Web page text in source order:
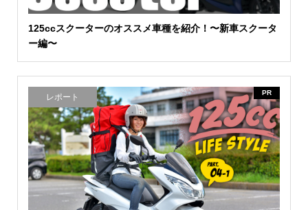
125ccスクーターのオススメ車種を紹介！〜新車スクータ
ー編〜
レポート PR